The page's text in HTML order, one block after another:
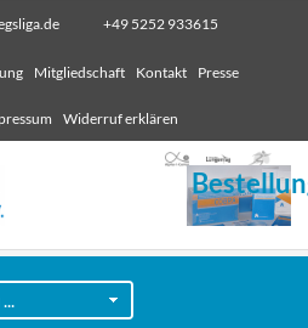
+49 5252 933615
Mitgliedschaft Kontakt Presse
Widerruf erklären